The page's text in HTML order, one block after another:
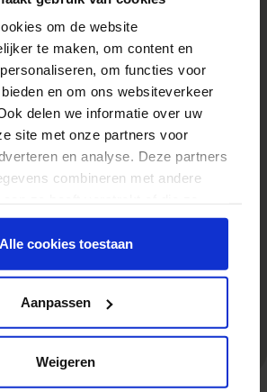
om de website
te maken, om content en
om functies voor
en om ons websiteverkeer
delen we informatie over uw
site met onze partners voor
en analyse. Deze partners
combineren met andere
op basis van uw gebruik van
Alle cookies toestaan
Aanpassen
Weigeren